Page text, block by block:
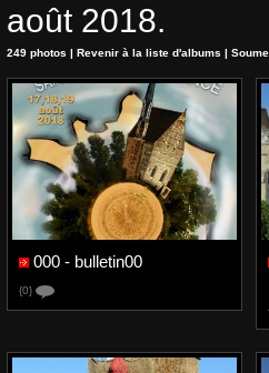
août 2018.
249 photos | Revenir à la liste d'albums |
000 - bulletin00
{0}